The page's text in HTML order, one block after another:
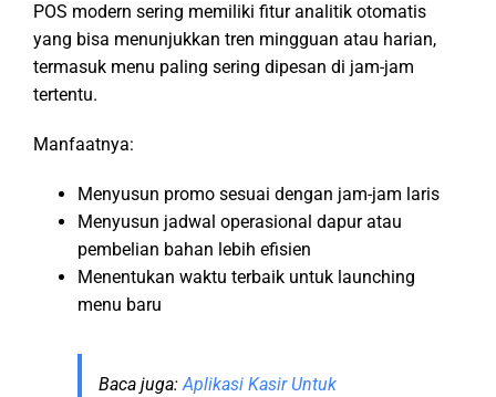
POS modern sering memiliki fitur analitik otomatis
yang bisa menunjukkan tren mingguan atau harian,
termasuk menu paling sering dipesan di jam-jam
tertentu.
Manfaatnya:
Menyusun promo sesuai dengan jam-jam laris
Menyusun jadwal operasional dapur atau
pembelian bahan lebih efisien
Menentukan waktu terbaik untuk launching
menu baru
Baca juga:Aplikasi Kasir Untuk